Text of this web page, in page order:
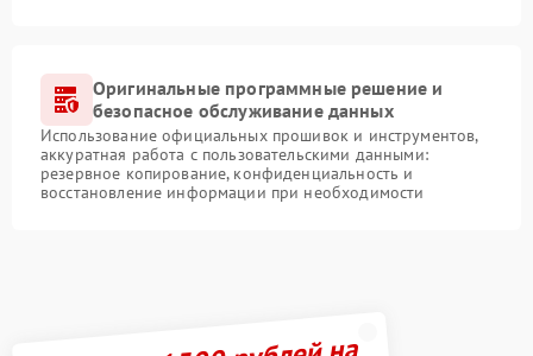
Оригинальные программные решение и
безопасное обслуживание данных
Использование официальных прошивок и инструментов,
аккуратная работа с пользовательскими данными:
резервное копирование, конфиденциальность и
восстановление информации при необходимости